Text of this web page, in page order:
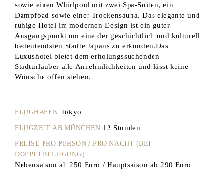
sowie einen Whirlpool mit zwei Spa-Suiten, ein
Dampfbad sowie einer Trockensauna. Das elegante und
ruhige Hotel im modernen Design ist ein guter
Ausgangspunkt um eine der geschichtlich und kulturell
bedeutendsten Städte Japans zu erkunden.Das
Luxushotel bietet dem erholungssuchenden
Stadturlauber alle Annehmlichkeiten und lässt keine
Wünsche offen stehen.
FLUGHAFEN Tokyo
FLUGZEIT AB MÜNCHEN 12 Stunden
PREISE PRO PERSON / PRO NACHT (BEI
DOPPELBELEGUNG)
Nebensaison ab 250 Euro / Hauptsaison ab 290 Euro